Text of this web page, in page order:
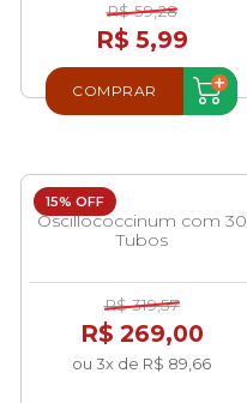
R$ 59,28
R$ 5,99
COMPRAR
15% OFF
Oscillococcinum com 30
Tubos
R$ 319,57
R$ 269,00
ou 3x de R$ 89,66